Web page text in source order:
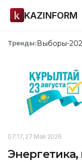
KAZINFORM
Тренды:Выборы-
07:17, 27 Мая 2026